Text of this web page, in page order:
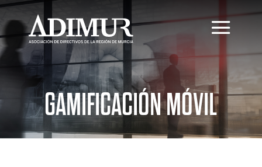
GAMIFICACIÓN MÓVIL